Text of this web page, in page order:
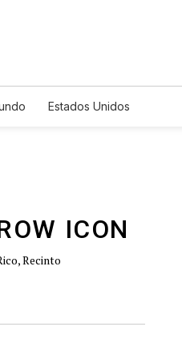
Estados Unidos
Recinto